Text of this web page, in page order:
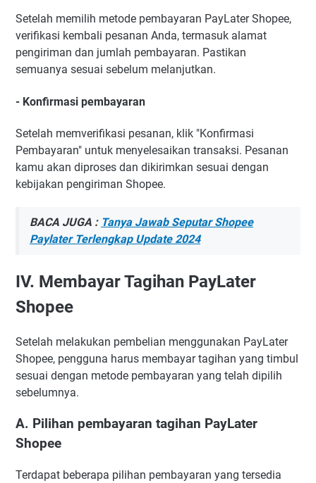
Setelah memilih metode pembayaran PayLater Shopee,
verifikasi kembali pesanan Anda, termasuk alamat
pengiriman dan jumlah pembayaran. Pastikan
semuanya sesuai sebelum melanjutkan.
- Konfirmasi pembayaran
Setelah memverifikasi pesanan, klik "Konfirmasi
Pembayaran" untuk menyelesaikan transaksi. Pesanan
kamu akan diproses dan dikirimkan sesuai dengan
kebijakan pengiriman Shopee.
BACA JUGA : Tanya Jawab Seputar Shopee
Paylater Terlengkap Update 2024
IV. Membayar Tagihan PayLater
Shopee
Setelah melakukan pembelian menggunakan PayLater
Shopee, pengguna harus membayar tagihan yang timbul
sesuai dengan metode pembayaran yang telah dipilih
sebelumnya.
A. Pilihan pembayaran tagihan PayLater
Shopee
Terdapat beberapa pilihan pembayaran yang tersedia